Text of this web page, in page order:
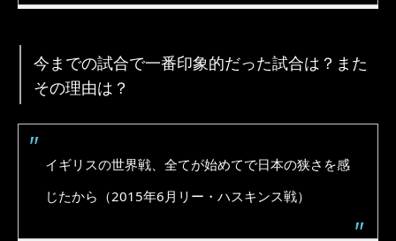
今までの試合で一番印象的だった試合は？また
その理由は？
イギリスの世界戦、全てが始めてで日本の狭さを感
じたから（2015年6月リー・ハスキンス戦）